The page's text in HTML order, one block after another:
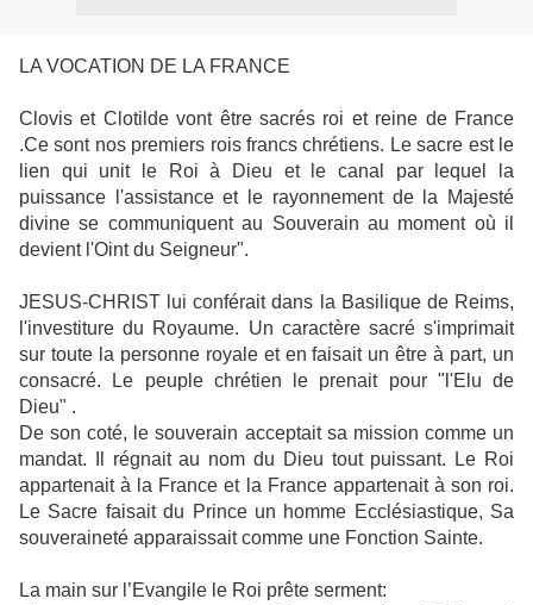
LA VOCATION DE LA FRANCE
Clovis et Clotilde vont être sacrés roi et reine de France
.Ce sont nos premiers rois francs chrétiens. Le sacre est le
lien qui unit le Roi à Dieu et le canal par lequel la
puissance l'assistance et le rayonnement de la Majesté
divine se communiquent au Souverain au moment où il
devient l'Oint du Seigneur".
JESUS-CHRIST lui conférait dans la Basilique de Reims,
l'investiture du Royaume. Un caractère sacré s'imprimait
sur toute la personne royale et en faisait un être à part, un
consacré. Le peuple chrétien le prenait pour "l'Elu de
Dieu" .
De son coté, le souverain acceptait sa mission comme un
mandat. Il régnait au nom du Dieu tout puissant. Le Roi
appartenait à la France et la France appartenait à son roi.
Le Sacre faisait du Prince un homme Ecclésiastique, Sa
souveraineté apparaissait comme une Fonction Sainte.
La main sur l’Evangile le Roi prête serment: